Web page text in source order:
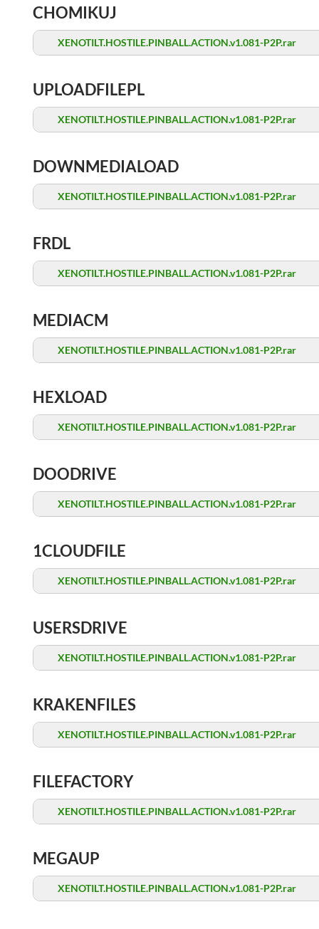
CHOMIKUJ
XENOTILT.HOSTILE.PINBALL.ACTION.v1.081-P2P.rar
UPLOADFILEPL
XENOTILT.HOSTILE.PINBALL.ACTION.v1.081-P2P.rar
DOWNMEDIALOAD
XENOTILT.HOSTILE.PINBALL.ACTION.v1.081-P2P.rar
FRDL
XENOTILT.HOSTILE.PINBALL.ACTION.v1.081-P2P.rar
MEDIACM
XENOTILT.HOSTILE.PINBALL.ACTION.v1.081-P2P.rar
HEXLOAD
XENOTILT.HOSTILE.PINBALL.ACTION.v1.081-P2P.rar
DOODRIVE
XENOTILT.HOSTILE.PINBALL.ACTION.v1.081-P2P.rar
1CLOUDFILE
XENOTILT.HOSTILE.PINBALL.ACTION.v1.081-P2P.rar
USERSDRIVE
XENOTILT.HOSTILE.PINBALL.ACTION.v1.081-P2P.rar
KRAKENFILES
XENOTILT.HOSTILE.PINBALL.ACTION.v1.081-P2P.rar
FILEFACTORY
XENOTILT.HOSTILE.PINBALL.ACTION.v1.081-P2P.rar
MEGAUP
XENOTILT.HOSTILE.PINBALL.ACTION.v1.081-P2P.rar